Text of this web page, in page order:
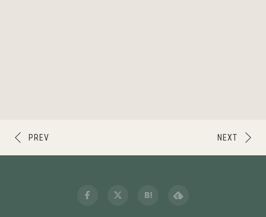
NEXT
PREV